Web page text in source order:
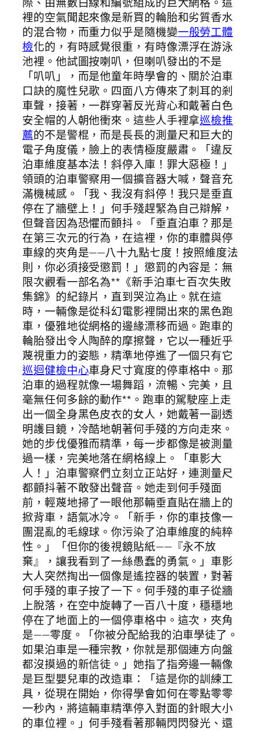
裡的空氣聞起來像是新買的輪胎和劣質香水
的混合物，而重力似乎是隨機變一般勞工體
檢化的，有時感覺很重，有時像漂浮在游泳
池裡。他試圖按喇叭，但喇叭發出的不是
「叭叭」，而是他童年時學會的、關於泊車
口訣的魔性兒歌。四面八方傳來了刺耳的剎
車聲，接著，一群穿著反光背心和戴著白色
安全帽的人朝他衝來。這些人手裡拿巡檢推
薦的不是警棍，而是長長的測量尺和巨大的
電子角度儀，臉上的表情極度嚴肅。「違反
泊車維度基本法！斜停入庫！罪大惡極！」
領頭的泊車警察用一個擴音器大喊，聲音充
滿機械感。「我、我沒有斜停！我只是垂直
停在了牆壁上！」何手殘趕緊為自己辯解，
但聲音因為恐懼而顫抖。「垂直泊車？那是
在第三次元的行為，在這裡，你的車體與停
車線的夾角是——八十九點七度！按照維度法
則，你必須接受懲罰！」懲罰的內容是：無
限次觀看一部名為**《新手泊車七百次失敗
集錦》的紀錄片，直到哭泣為止。就在這
時，一輛像是從科幻電影裡開出來的黑色跑
車，優雅地從網格的邊緣漂移而過。跑車的
輪胎發出令人陶醉的摩擦聲，它以一種近乎
蔑視重力的姿態，精準地停進了一個只有它
巡迴健檢中心車身尺寸寬度的停車格中。那
泊車的過程就像一場舞蹈，流暢、完美，且
毫無任何多餘的動作**。跑車的駕駛座上走
出一個全身黑色皮衣的女人，她戴著一副透
明護目鏡，冷酷地朝著何手殘的方向走來。
她的步伐優雅而精準，每一步都像是被測量
過一樣，完美地落在網格線上。「車影大
人！」泊車警察們立刻立正站好，連測量尺
都顫抖著不敢發出聲音。她走到何手殘面
前，輕蔑地掃了一眼他那輛垂直貼在牆上的
掀背車，語氣冰冷。「新手，你的車技像一
團混亂的毛線球。你污染了泊車維度的純粹
性。」「但你的後視鏡貼紙——『永不放
棄』，讓我看到了一絲愚蠢的勇氣。」車影
大人突然掏出一個像是遙控器的裝置，對著
何手殘的車子按了一下。何手殘的車子從牆
上脫落，在空中旋轉了一百八十度，穩穩地
停在了地面上的一個停車格中。這次，夾角
是——零度。「你被分配給我的泊車學徒了。
如果泊車是一種宗教，你就是那個連方向盤
都沒摸過的新信徒。」她指了指旁邊一輛像
是巨型嬰兒車的改造車：「這是你的訓練工
具，從現在開始，你得學會如何在零點零零
一秒內，將這輛車精準停入對面的針眼大小
的車位裡。」何手殘看著那輛閃閃發光、還